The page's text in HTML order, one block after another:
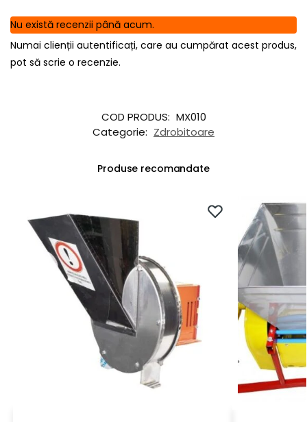
Nu există recenzii până acum.
Numai clienții autentificați, care au cumpărat acest produs,
pot să scrie o recenzie.
COD PRODUS: MX010
Categorie: Zdrobitoare
Produse recomandate